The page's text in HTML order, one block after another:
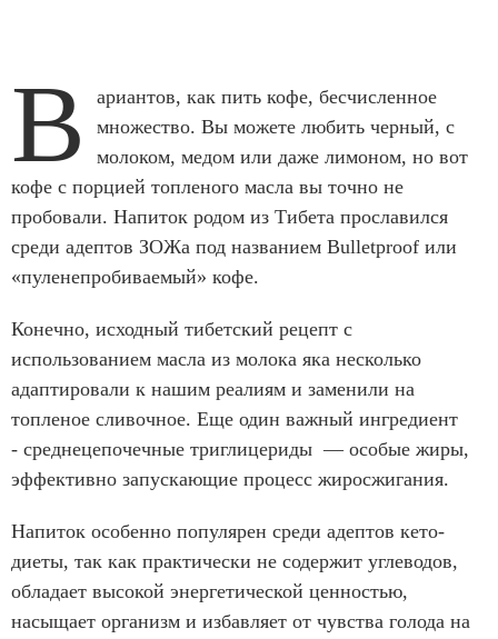
В
ариантов, как пить кофе, бесчисленное
множество. Вы можете любить черный, с
молоком, медом или даже лимоном, но вот
кофе с порцией топленого масла вы точно не
пробовали. Напиток родом из Тибета прославился
среди адептов ЗОЖа под названием Bulletproof или
«пуленепробиваемый» кофе.
Конечно, исходный тибетский рецепт с
использованием масла из молока яка несколько
адаптировали к нашим реалиям и заменили на
топленое сливочное. Еще один важный ингредиент
- среднецепочечные триглицериды — особые жиры,
эффективно запускающие процесс жиросжигания.
Напиток особенно популярен среди адептов кето-
диеты, так как практически не содержит углеводов,
обладает высокой энергетической ценностью,
насыщает организм и избавляет от чувства голода на